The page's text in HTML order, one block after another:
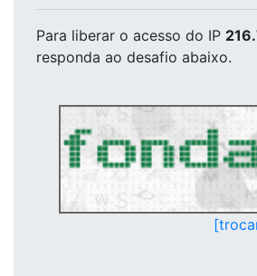
Para liberar o acesso do IP
responda ao desafio abaixo.